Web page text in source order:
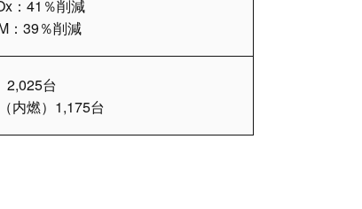
：41％削減
％削減
台
内燃）1,175台